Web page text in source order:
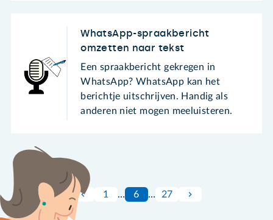
WhatsApp-spraakbericht
omzetten naar tekst
Een spraakbericht gekregen in
WhatsApp? WhatsApp kan het
berichtje uitschrijven. Handig als
anderen niet mogen meeluisteren.
1 … 6 … 27